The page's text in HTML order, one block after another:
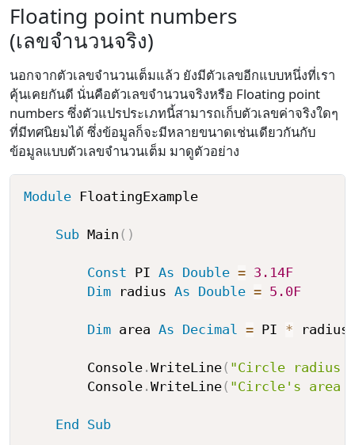
Floating point numbers
(เลขจำนวนจริง)
นอกจากตัวเลขจำนวนเต็มแล้ว ยังมีตัวเลขอีกแบบหนึ่งที่เรา
คุ้นเคยกันดี นั่นคือตัวเลขจำนวนจริงหรือ Floating point
numbers ซึ่งตัวแปรประเภทนี้สามารถเก็บตัวเลขค่าจริงใดๆ
ที่มีทศนิยมได้ ซึ่งข้อมูลก็จะมีหลายขนาดเช่นเดียวกันกับ
ข้อมูลแบบตัวเลขจำนวนเต็ม มาดูตัวอย่าง
Module FloatingExample
Sub Main ( )
Const PI As Double = 3.14F
Dim radius As Double = 5.0F
Dim area As Decimal = PI *
        Console
. WriteLine( "Circle radius
        Console
. WriteLine( "Circle's area
End Sub